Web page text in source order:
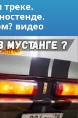
треке.
видео